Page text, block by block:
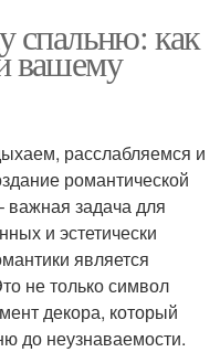
спальню: как
вашему
расслабляемся и
романтической
задача для
и эстетически
является
не только символ
декора, который
до неузнаваемости.